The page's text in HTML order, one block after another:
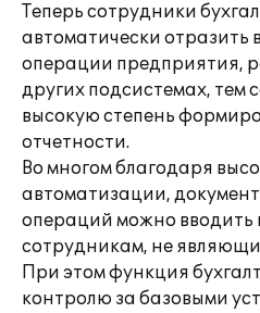
Теперь сотрудники
автоматически отразить
операции предприятия,
других подсистемах, тем
высокую степень
отчетности.
Во многом благодаря
автоматизации,
операций можно вводить
сотрудникам, не
При этом функция
контролю за базовыми